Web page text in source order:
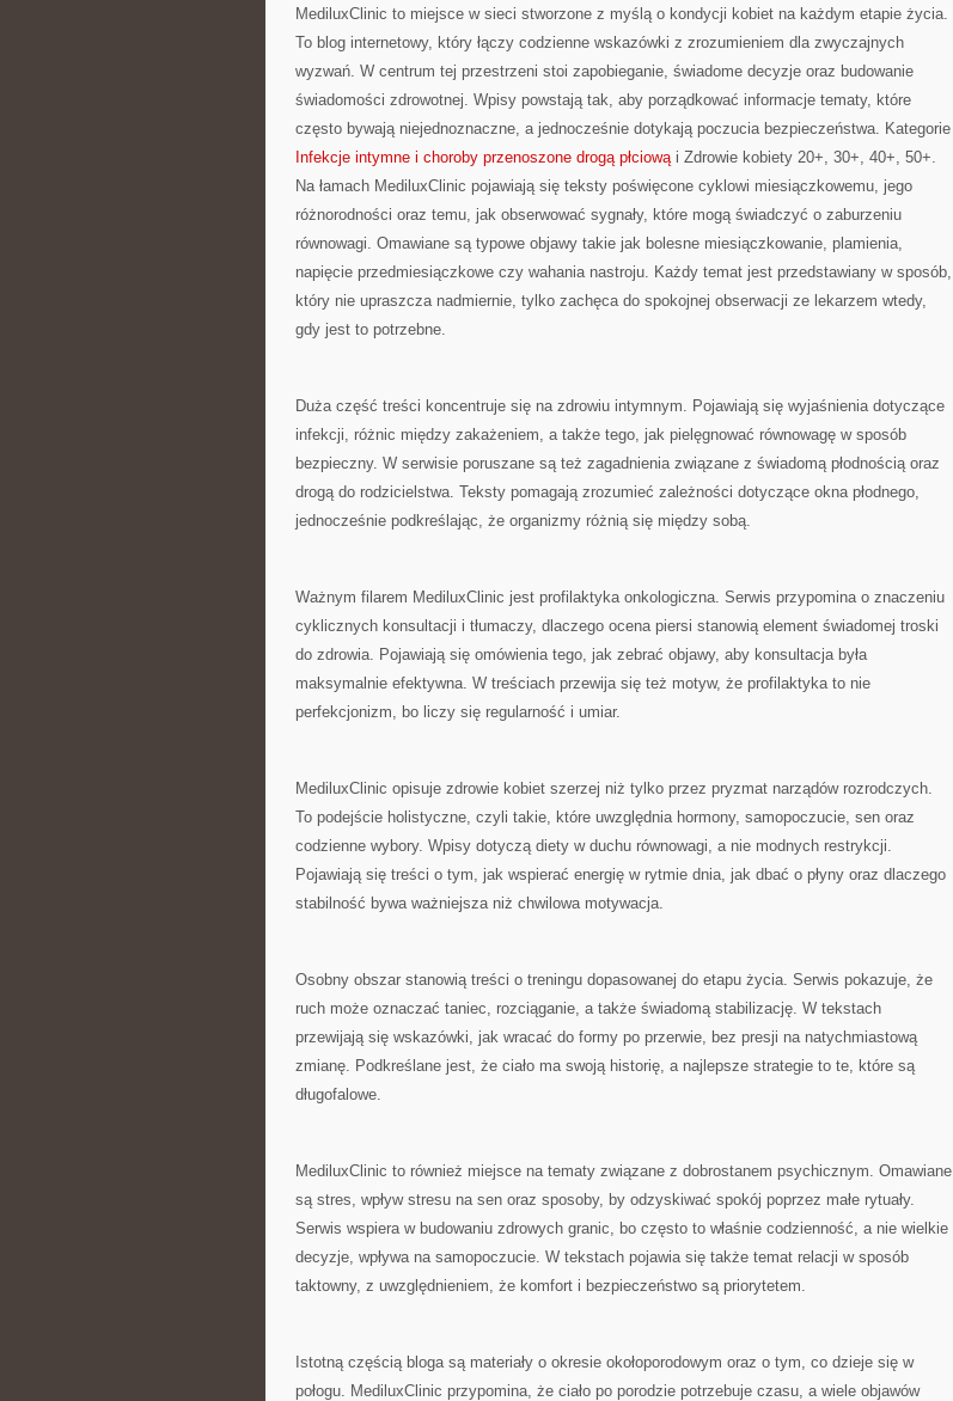
MediluxClinic to miejsce w sieci stworzone z myślą o kondycji kobiet na każdym etapie życia.
To blog internetowy, który łączy codzienne wskazówki z zrozumieniem dla zwyczajnych
wyzwań. W centrum tej przestrzeni stoi zapobieganie, świadome decyzje oraz budowanie
świadomości zdrowotnej. Wpisy powstają tak, aby porządkować informacje tematy, które
często bywają niejednoznaczne, a jednocześnie dotykają poczucia bezpieczeństwa. Kategorie
Infekcje intymne i choroby przenoszone drogą płciowąi Zdrowie kobiety 20+, 30+, 40+, 50+.
Na łamach MediluxClinic pojawiają się teksty poświęcone cyklowi miesiączkowemu, jego
różnorodności oraz temu, jak obserwować sygnały, które mogą świadczyć o zaburzeniu
równowagi. Omawiane są typowe objawy takie jak bolesne miesiączkowanie, plamienia,
napięcie przedmiesiączkowe czy wahania nastroju. Każdy temat jest przedstawiany w sposób,
który nie upraszcza nadmiernie, tylko zachęca do spokojnej obserwacji ze lekarzem wtedy,
gdy jest to potrzebne.
Duża część treści koncentruje się na zdrowiu intymnym. Pojawiają się wyjaśnienia dotyczące
infekcji, różnic między zakażeniem, a także tego, jak pielęgnować równowagę w sposób
bezpieczny. W serwisie poruszane są też zagadnienia związane z świadomą płodnością oraz
drogą do rodzicielstwa. Teksty pomagają zrozumieć zależności dotyczące okna płodnego,
jednocześnie podkreślając, że organizmy różnią się między sobą.
Ważnym filarem MediluxClinic jest profilaktyka onkologiczna. Serwis przypomina o znaczeniu
cyklicznych konsultacji i tłumaczy, dlaczego ocena piersi stanowią element świadomej troski
do zdrowia. Pojawiają się omówienia tego, jak zebrać objawy, aby konsultacja była
maksymalnie efektywna. W treściach przewija się też motyw, że profilaktyka to nie
perfekcjonizm, bo liczy się regularność i umiar.
MediluxClinic opisuje zdrowie kobiet szerzej niż tylko przez pryzmat narządów rozrodczych.
To podejście holistyczne, czyli takie, które uwzględnia hormony, samopoczucie, sen oraz
codzienne wybory. Wpisy dotyczą diety w duchu równowagi, a nie modnych restrykcji.
Pojawiają się treści o tym, jak wspierać energię w rytmie dnia, jak dbać o płyny oraz dlaczego
stabilność bywa ważniejsza niż chwilowa motywacja.
Osobny obszar stanowią treści o treningu dopasowanej do etapu życia. Serwis pokazuje, że
ruch może oznaczać taniec, rozciąganie, a także świadomą stabilizację. W tekstach
przewijają się wskazówki, jak wracać do formy po przerwie, bez presji na natychmiastową
zmianę. Podkreślane jest, że ciało ma swoją historię, a najlepsze strategie to te, które są
długofalowe.
MediluxClinic to również miejsce na tematy związane z dobrostanem psychicznym. Omawiane
są stres, wpływ stresu na sen oraz sposoby, by odzyskiwać spokój poprzez małe rytuały.
Serwis wspiera w budowaniu zdrowych granic, bo często to właśnie codzienność, a nie wielkie
decyzje, wpływa na samopoczucie. W tekstach pojawia się także temat relacji w sposób
taktowny, z uwzględnieniem, że komfort i bezpieczeństwo są priorytetem.
Istotną częścią bloga są materiały o okresie okołoporodowym oraz o tym, co dzieje się w
połogu. MediluxClinic przypomina, że ciało po porodzie potrzebuje czasu, a wiele objawów